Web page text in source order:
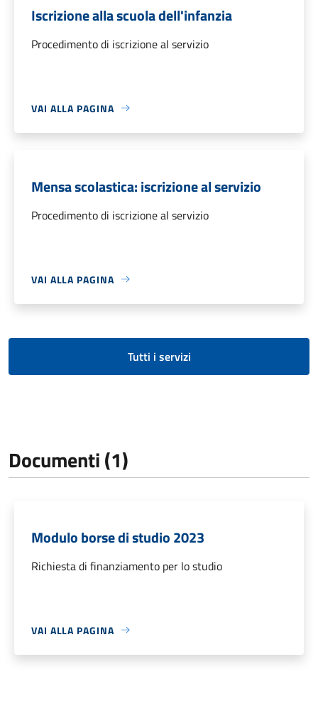
Iscrizione alla scuola dell'infanzia
Procedimento di iscrizione al servizio
VAI ALLA PAGINA
Mensa scolastica: iscrizione al servizio
Procedimento di iscrizione al servizio
VAI ALLA PAGINA
Tutti i servizi
Documenti (1)
Modulo borse di studio 2023
Richiesta di finanziamento per lo studio
VAI ALLA PAGINA